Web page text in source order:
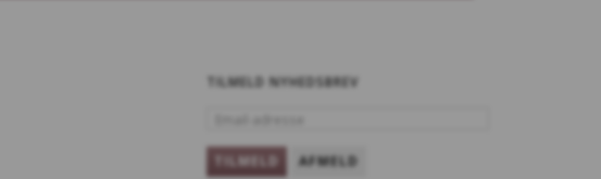
TILMELD NYHEDSBREV
TILMELD AFMELD